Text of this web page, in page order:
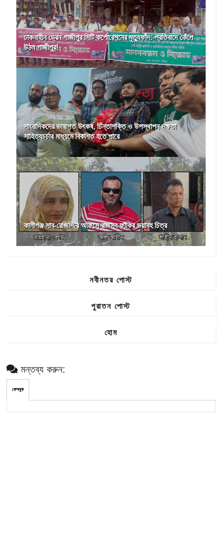
ঢাকনাহীন ড্রেন গাজীপুর সিটি কর্পোরেশনের মৃত্যুফাঁদ: প্রতিবাদে কেঁপে
উঠল গাজীপুর!
সাংবাদিকদের ভাষাগত উৎকর্ষ, চিন্তাশক্তি ও উপস্থাপন দক্ষতা
সাহিত্যচর্চার মাধ্যমে বিকশিত হতে পারে
কালীগঞ্জ সাব-রেজিস্ট্রি অফিসে রাজস্ব ফাঁকির ভয়াবহ চিত্র
নবীনতর পোস্ট
পুরাতন পোস্ট
হোম
মন্তব্য করুন:
ফেসবুক